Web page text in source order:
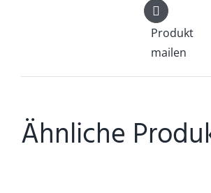
Produkt
mailen
Ähnliche
IN